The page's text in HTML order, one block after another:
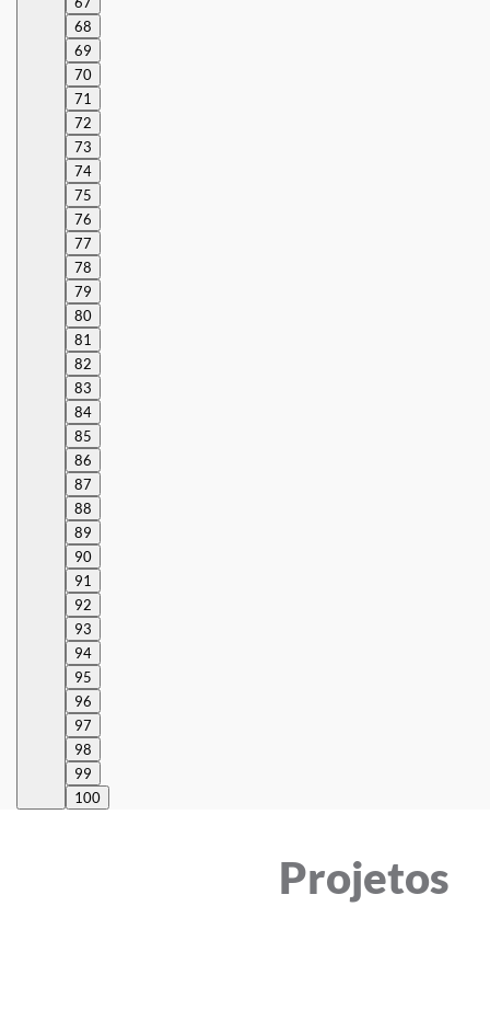
68
69
70
71
72
73
74
75
76
77
78
79
80
81
82
83
84
85
86
87
88
89
90
91
92
93
94
95
96
97
98
99
100
Projetos